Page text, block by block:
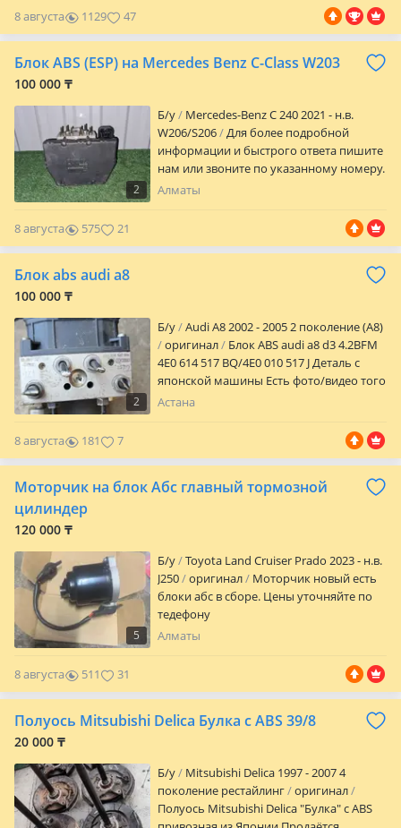
1.8 моно (моновпрыск) Подходит для:
olkswagen Passat B3 (Пассат Б3): Это,
пожалуй, самый известный автомобиль
с этим двигателем, выпускавшийся с
II/III: Также оснащался этими
двигателями, как и Jetta и Vento. —
Прямые поставки с завода изготовителя
— Гарантия на все двигатели —
Отправка в любой регион РК — Полный
обслуживание Адрес: г. Астана, ул.
Айнаколь 111, 2 этаж Звоните,
двигатель для Вашего автомобиля. Если
8 августа 1129 47
Блок ABS (ESP) на Mercedes Benz C-Class W203
100 000 ₸
2
Б/y
Mercedes-Benz C 240 2021 - н.в.
W206/S206
Для более подробной
информации и быстрого ответа пишите
нам или звоните по указанному номеру.
Авторазбор Aspara Motors.
покупки нужной запчасти на заказ.
Организуем отправку по регионам
Алматы около пересечений улиц
Рыскулова/Фаризы Онгарсыновой (ул
Фариза Онгарсынова 136Б)
Алматы
8 августа 575 21
Блок abs audi a8
100 000 ₸
2
Б/y
Audi A8 2002 - 2005 2 поколение (A8)
оригинал
Блок ABS audi a8 d3 4.2BFM
4E0 614 517 BQ/4E0 010 517 J Деталь с
японской машины Есть фото/видео того
что блок рабочий
Астана
8 августа 181 7
Моторчик на блок Абс главный тормозной
цилиндер
120 000 ₸
5
Б/y
Toyota Land Cruiser Prado 2023 - н.в.
J250
оригинал
Моторчик новый есть
блоки абс в сборе. Цены уточняйте по
тедефону
Алматы
8 августа 511 31
Полуось Mitsubishi Delica Булка с ABS 39/8
20 000 ₸
Б/y
Mitsubishi Delica 1997 - 2007 4
поколение рестайлинг
оригинал
Полуось Mitsubishi Delica "Булка" с ABS